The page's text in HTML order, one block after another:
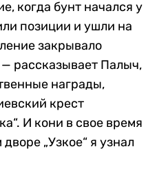
когда бунт начался у
позиции и ушли на
закрывало
рассказывает Палыч,
награды,
крест
И кони в свое время
„Узкое“ я узнал